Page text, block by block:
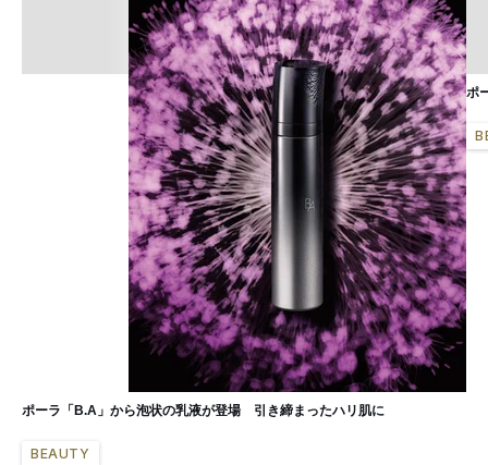
ポーラ「B.A」から泡状の乳液が登場 引き締まったハリ肌に
BEAUTY
ポ